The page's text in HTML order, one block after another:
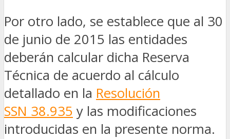
Por otro lado, se establece que al 30
de junio de 2015 las entidades
deberán calcular dicha Reserva
Técnica de acuerdo al cálculo
detallado en la Resolución
SSN 38.935 y las modificaciones
introducidas en la presente norma.